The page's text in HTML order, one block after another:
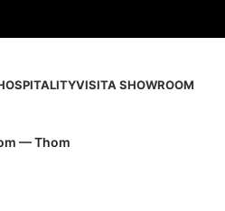
VISITA SHOWROOM
— Thom